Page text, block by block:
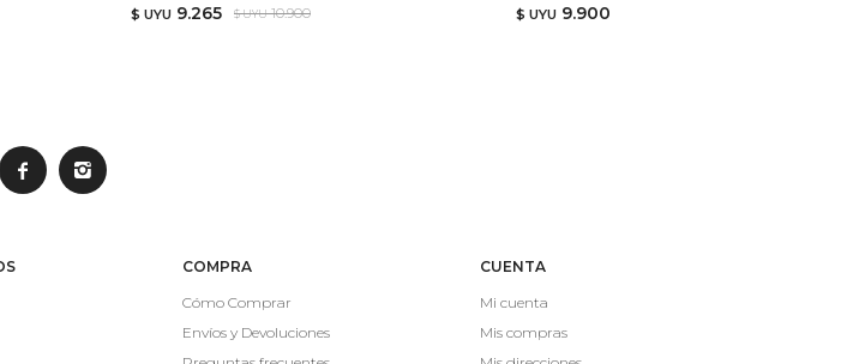
$ UYU 9.265 $ UYU 10.900 $ UYU 9.900
 
COMPRA
Cómo Comprar
Envíos y Devoluciones
CUENTA
Mi cuenta
Mis compras